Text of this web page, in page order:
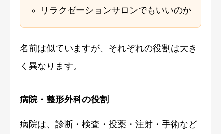
リラクゼーションサロンでもいいのか
名前は似ていますが、それぞれの役割は大き
く異なります。
病院・整形外科の役割
病院は、診断・検査・投薬・注射・手術など